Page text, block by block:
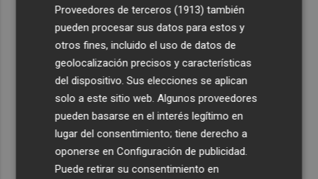
Proveedores de terceros (1913) también
pueden procesar sus datos para estos y
otros fines, incluido el uso de datos de
geolocalización precisos y características
del dispositivo. Sus elecciones se aplican
solo a este sitio web. Algunos proveedores
pueden basarse en el interés legítimo en
lugar del consentimiento; tiene derecho a
oponerse enConfiguración de publicidad
Puede retirar su consentimiento en